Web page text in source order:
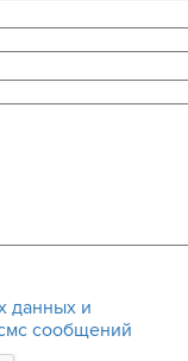
данных и
сообщений